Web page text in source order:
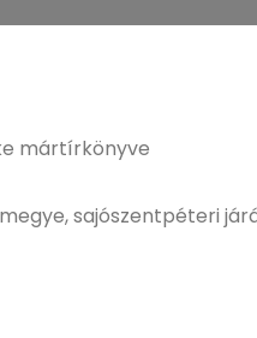
mártírkönyve
sajószentpéteri